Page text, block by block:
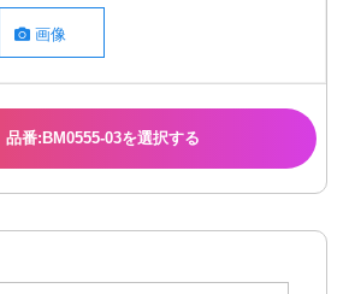
画像
品番:BM0555-03を選択する